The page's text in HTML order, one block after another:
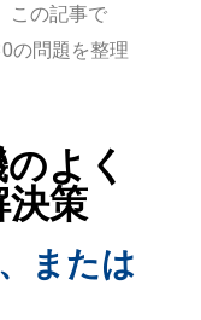
この記事で
の問題を整理
よく
策
または